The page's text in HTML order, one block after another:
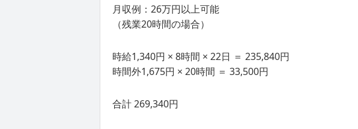
月収例：26万円以上可能
（残業20時間の場合）
時給1,340円 × 8時間 × 22日 ＝ 235,840円
時間外1,675円 × 20時間 ＝ 33,500円
合計 269,340円